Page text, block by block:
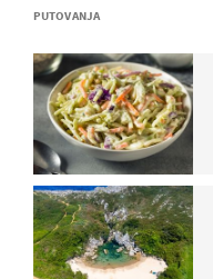
PUTOVANJA